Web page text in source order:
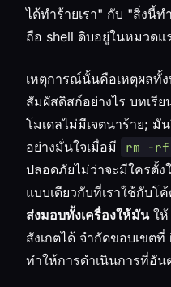
ได้ทำร้ายเรา" กับ "สิ่งนี้ท
ถือ shell ดิบอยู่ในหมวดแ
เหตุการณ์นั้นคือเหตุผลทั้
สัมผัสดิสก์อย่างไร บทเรี
โมเดลไม่มีเจตนาร้าย; มั
อย่างมั่นใจเมื่อมี
rm -rf
ปลอดภัยไม่ว่าจะมีใครตั้ง
แบบเดียวกับที่เราใช้กับโ
ส่งมอบทั้งเครื่องให้มันให้
สังเกตได้ จำกัดขอบเขต
ทำให้การดำเนินการที่อัน